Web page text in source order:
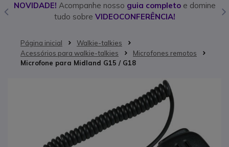
NOVIDADE! Acompanhe nosso guia completoe domine
tudo sobre VIDEOCONFERÊNCIA!
Página inicial
Walkie-talkies
Acessórios para walkie-talkies
Microfones remotos
Microfone para Midland G15 / G18